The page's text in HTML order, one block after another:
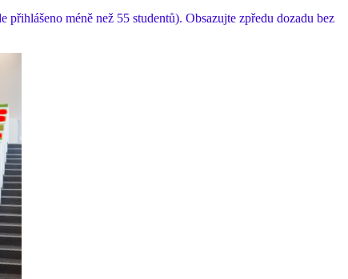
méně než 55 studentů). Obsazujte zpředu dozadu bez